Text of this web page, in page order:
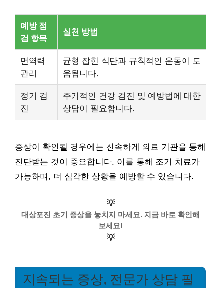
예방 점
검 항목
실천 방법
면역력
관리
균형 잡힌 식단과 규칙적인 운동이 도
움됩니다.
정기 검
진
주기적인 건강 검진 및 예방법에 대한
상담이 필요합니다.
증상이 확인될 경우에는 신속하게 의료 기관을 통해
진단받는 것이 중요합니다. 이를 통해 조기 치료가
가능하며, 더 심각한 상황을 예방할 수 있습니다.
💡
대상포진 초기 증상을 놓치지 마세요. 지금 바로 확인해
보세요!
💡
지속되는 증상, 전문가 상담 필